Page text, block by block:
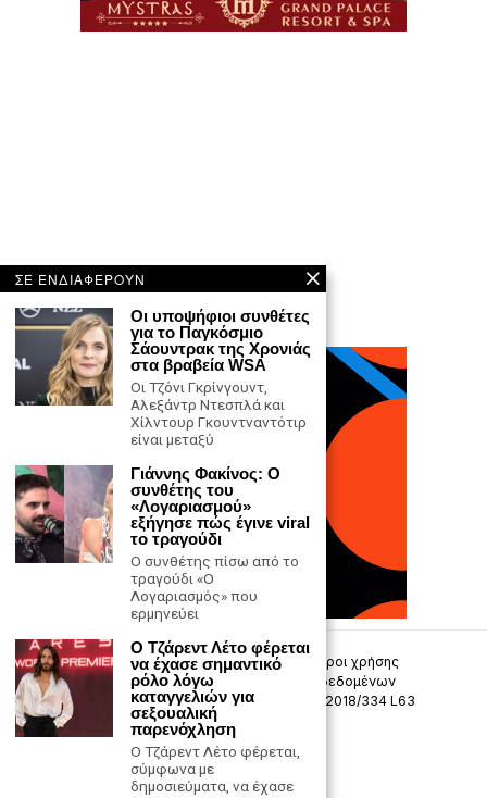
Επικοινωνία Πολιτική Απορρήτου
Όροι χρήσης
Πολιτική προστασίας προσωπικών δεδομένων
Δήλωση συμμόρφωσης -σύσταση (ΕΕ) 2018/334 L63
Μ.Η.Τ. 242033
ΣΕ ΕΝΔΙΑΦΕΡΟΥΝ
Οι υποψήφιοι συνθέτες
για το Παγκόσμιο
Σάουντρακ της Χρονιάς
στα βραβεία WSA
Οι Τζόνι Γκρίνγουντ,
Αλεξάντρ Ντεσπλά και
Χίλντουρ Γκουντναντότιρ
είναι μεταξύ
Γιάννης Φακίνος: Ο
συνθέτης του
«Λογαριασμού»
εξήγησε πώς έγινε viral
το τραγούδι
Ο συνθέτης πίσω από το
τραγούδι «Ο
Λογαριασμός» που
ερμηνεύει
Ο Τζάρεντ Λέτο φέρεται
να έχασε σημαντικό
ρόλο λόγω
καταγγελιών για
σεξουαλική
παρενόχληση
Ο Τζάρεντ Λέτο φέρεται,
σύμφωνα με
δημοσιεύματα, να έχασε